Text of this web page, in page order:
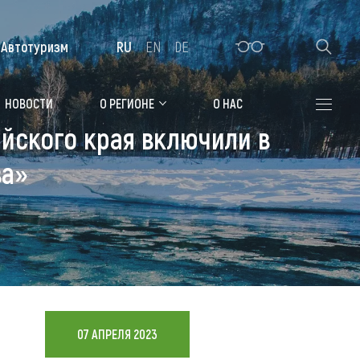
Алтайская зимовка
Где остановиться
Санатории
Гостиницы, отели
Коттеджи, базы
Сельские усадьбы
Мотели, придорожные отели
НОВОСТИ О РЕГИОНЕ О НАС
Автотуризм RU EN DE
края включили в
07 АПРЕЛЯ 2023